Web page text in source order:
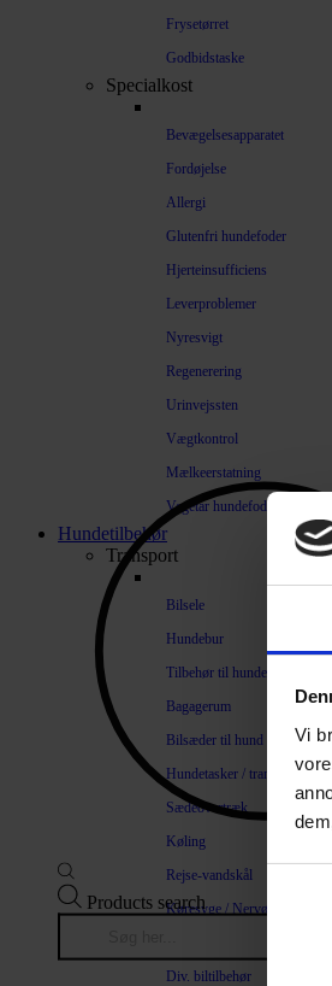
Vi
Frysetørret
Godbidstaske
Specialkost
Bevægelsesapparatet
Fordøjelse
Allergi
Glutenfri hundefoder
Hjerteinsufficiens
Leverproblemer
Nyresvigt
Regenerering
Urinvejssten
Vægtkontrol
Mælkeerstatning
Vegetar hundefoder
Hundetilbehør
Transport
Bilsele
Hundebur
Tilbehør til hundebure
Bagagerum
Bilsæder til hund
Hundetasker /
Sædeovertræk
Køling
Rejse-vandskål
Køresyge / Nervøsitet
Div. biltilbehør
Products search